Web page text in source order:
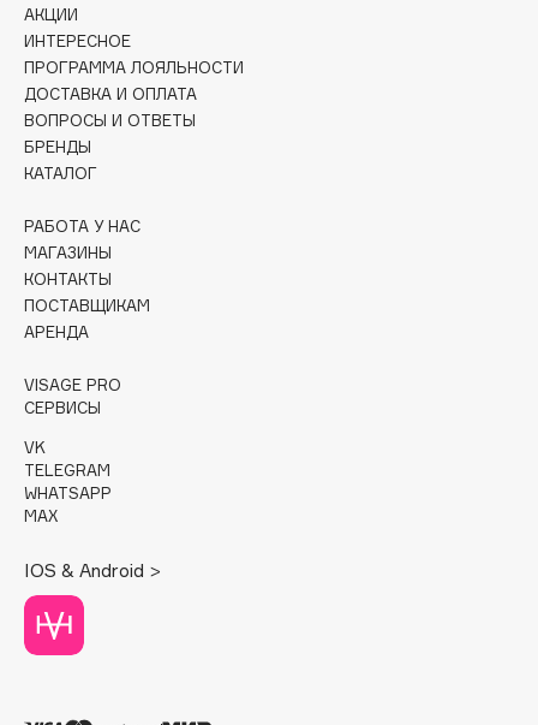
Collagenina
Consly
CosRX
Cottolina
Crescina
Cunzite
Curaprox
D
d'Alba
DARLING*
Darphin
Davines
Dessange
Dior
Divage
АКЦИИ
ИНТЕРЕСНОЕ
ПРОГРАММА ЛОЯЛЬНОСТИ
ДОСТАВКА И ОПЛАТА
ВОПРОСЫ И ОТВЕТЫ
БРЕНДЫ
КАТАЛОГ
РАБОТА У НАС
МАГАЗИНЫ
КОНТАКТЫ
ПОСТАВЩИКАМ
АРЕНДА
VISAGE PRO
СЕРВИСЫ
VK
TELEGRAM
WHATSAPP
MAX
IOS & Android >